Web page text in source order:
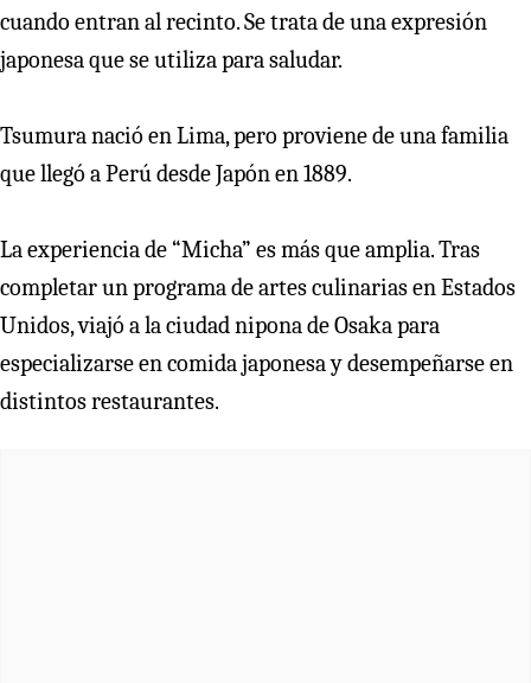
cuando entran al recinto. Se trata de una expresión
japonesa que se utiliza para saludar.
Tsumura nació en Lima, pero proviene de una familia
que llegó a Perú desde Japón en 1889.
La experiencia de “Micha” es más que amplia. Tras
completar un programa de artes culinarias en Estados
Unidos, viajó a la ciudad nipona de Osaka para
especializarse en comida japonesa y desempeñarse en
distintos restaurantes.